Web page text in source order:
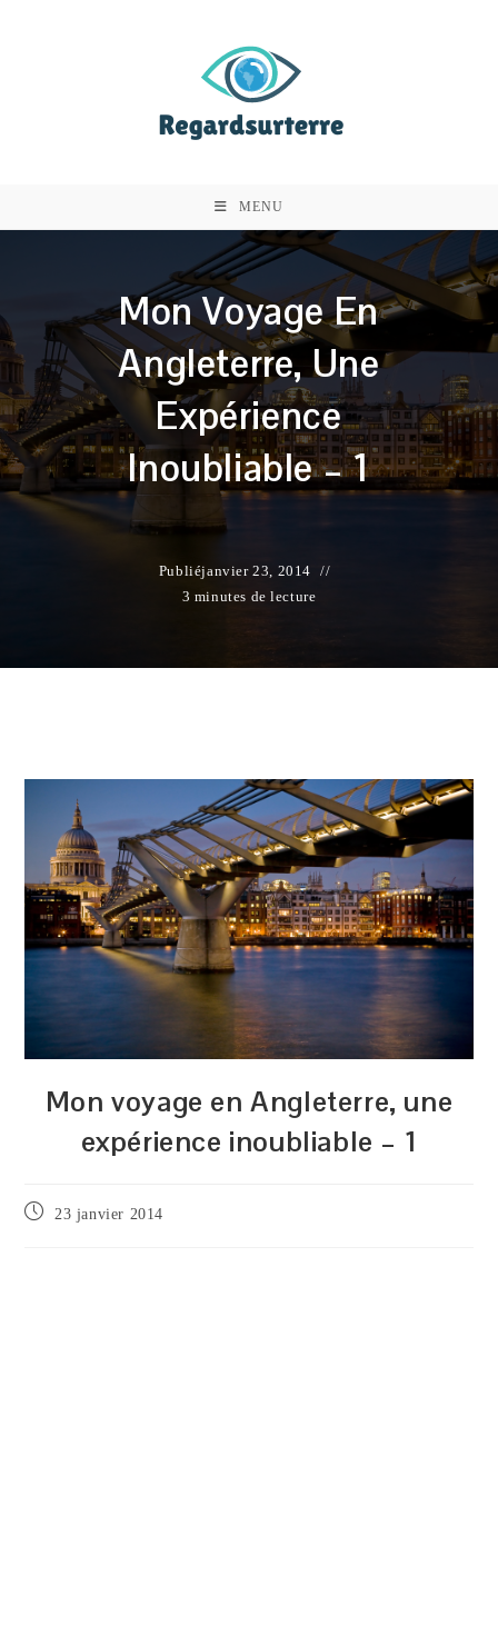
MENU
Mon Voyage En
Angleterre, Une
Expérience
Inoubliable – 1
Publiéjanvier 23, 2014
3 minutes de lecture
Mon voyage en Angleterre, une
expérience inoubliable – 1
Publication
23 janvier 2014